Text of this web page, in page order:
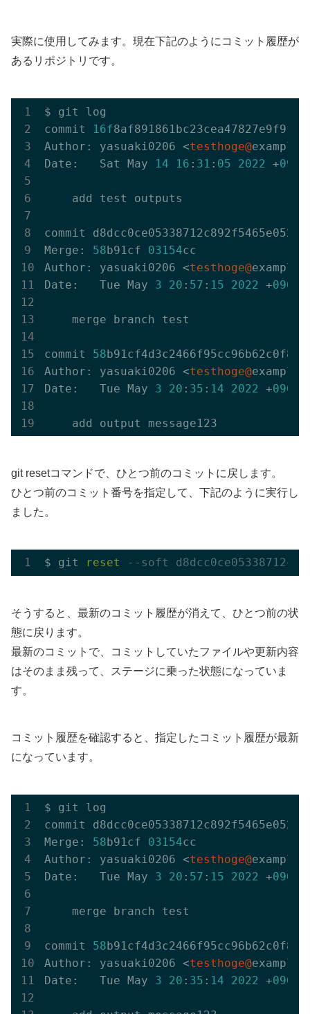
実際に使用してみます。現在下記のようにコミット履歴が
あるリポジトリです。
$ git log
commit
16f
Author: yasuaki0206 <testhoge@
Date:   Sat May
14 16 : 31 : 05 2022 +0900
    add test outputs
commit
Merge: 58b91cf 03154cc
Author: yasuaki0206 <testhoge@
Date:   Tue May 3 20 : 57 : 15 2022 +0900
    merge branch test
commit 58
Author: yasuaki0206 <testhoge@
Date:   Tue May 3 20 : 35 : 14 2022 +0900
git resetコマンドで、ひとつ前のコミットに戻します。
ひとつ前のコミット番号を指定して、下記のように実行し
ました。
$ git reset --soft
そうすると、最新のコミット履歴が消えて、ひとつ前の状
態に戻ります。
最新のコミットで、コミットしていたファイルや更新内容
はそのまま残って、ステージに乗った状態になっていま
す。
コミット履歴を確認すると、指定したコミット履歴が最新
になっています。
$ git log
commit
Merge: 58 b91cf 03154cc
Author: yasuaki0206 <testhoge@
Date:   Tue May 3 20 : 57 : 15 2022 +0900
    merge branch test
commit 58
Author: yasuaki0206 <testhoge@
Date:   Tue May 3 20 : 35 : 14 2022 +0900